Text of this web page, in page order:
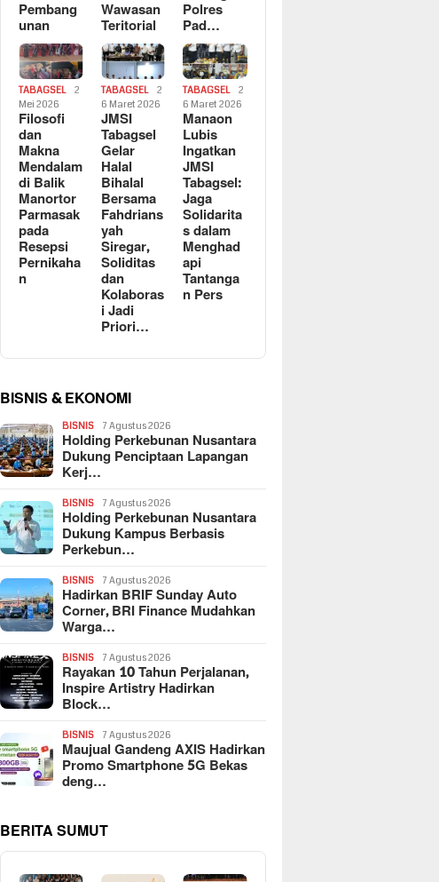
Pembang
unan
Wawasan
Teritorial
Polres
Pad…
TABAGSEL
2
Mei 2026
Filosofi
dan
Makna
Mendalam
di Balik
Manortor
Parmasak
pada
Resepsi
Pernikaha
n
TABAGSEL
2
6 Maret 2026
JMSI
Tabagsel
Gelar
Halal
Bihalal
Bersama
Fahdrians
yah
Siregar,
Soliditas
dan
Kolaboras
i Jadi
Priori…
TABAGSEL
2
6 Maret 2026
Manaon
Lubis
Ingatkan
JMSI
Tabagsel:
Jaga
Solidarita
s dalam
Menghad
api
Tantanga
n Pers
BISNIS & EKONOMI
BISNIS 7 Agustus 2026
Holding Perkebunan Nusantara
Dukung Penciptaan Lapangan
Kerj…
BISNIS 7 Agustus 2026
Holding Perkebunan Nusantara
Dukung Kampus Berbasis
Perkebun…
BISNIS 7 Agustus 2026
Hadirkan BRIF Sunday Auto
Corner, BRI Finance Mudahkan
Warga…
BISNIS 7 Agustus 2026
Rayakan 10 Tahun Perjalanan,
Inspire Artistry Hadirkan
Block…
BISNIS 7 Agustus 2026
Maujual Gandeng AXIS Hadirkan
Promo Smartphone 5G Bekas
deng…
BERITA SUMUT